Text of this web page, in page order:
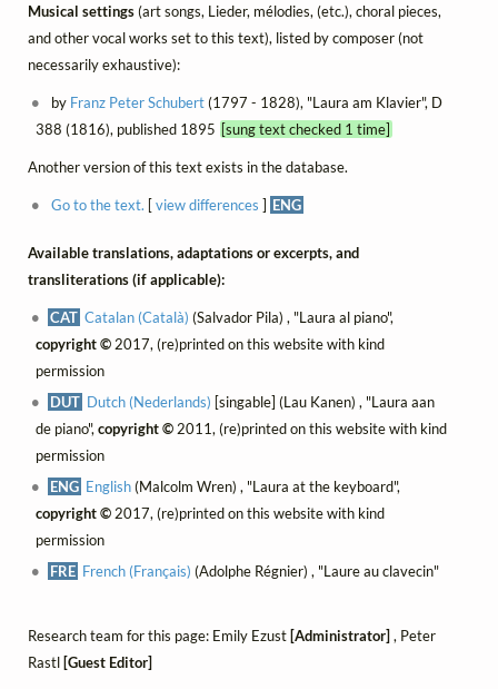
Musical settings(art songs, Lieder, mélodies, (etc.), choral pieces,
and other vocal works set to this text), listed by composer (not
necessarily exhaustive):
by Franz Peter Schubert(1797 - 1828), "Laura am Klavier", D
388 (1816), published 1895 [sung text checked 1 time]
Another version of this text exists in the database.
Go to the text. [view differences ] ENG
Available translations, adaptations or excerpts, and
transliterations (if applicable):
CAT Catalan (Català) (Salvador Pila) , "Laura al piano",
copyright ©2017, (re)printed on this website with kind
permission
DUT Dutch (Nederlands) [singable] (Lau Kanen) , "Laura aan
de piano", copyright ©2011, (re)printed on this website with kind
permission
ENG English(Malcolm Wren) , "Laura at the keyboard",
copyright ©2017, (re)printed on this website with kind
permission
FRE French (Français) (Adolphe Régnier) , "Laure au clavecin"
Research team for this page: Emily Ezust [Administrator] , Peter
Rastl [Guest Editor]